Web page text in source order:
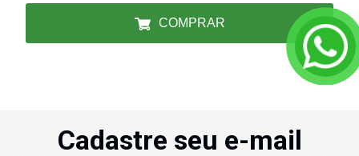
COMPRAR
Cadastre seu e-mail